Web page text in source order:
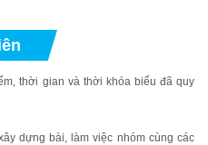
thời gian và thời khóa biểu đã quy
dựng bài, làm việc nhóm cùng các